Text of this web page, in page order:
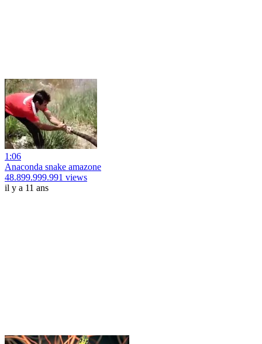
1:06
Anaconda snake amazone
48.899.999.991 views
il y a 11 ans